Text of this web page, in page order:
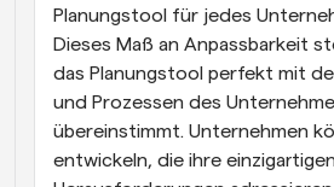
Planungstool für jedes
Dieses Maß an Anpassbarkeit
das Planungstool perfekt mit
und Prozessen des
übereinstimmt. Unternehmen
entwickeln, die ihre einzigartigen